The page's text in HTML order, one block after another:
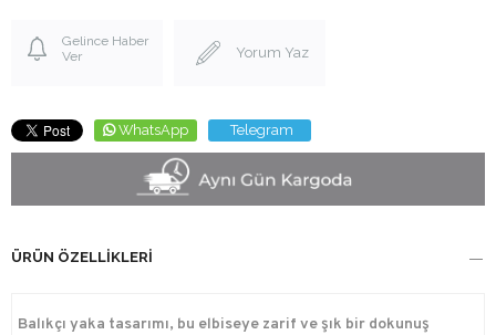
Gelince Haber
Ver
Yorum Yaz
WhatsApp Telegram
ÜRÜN ÖZELLIKLERI
Balıkçı yaka tasarımı, bu elbiseye zarif ve şık bir dokunuş